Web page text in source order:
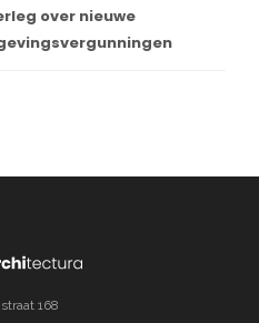
over nieuwe
168